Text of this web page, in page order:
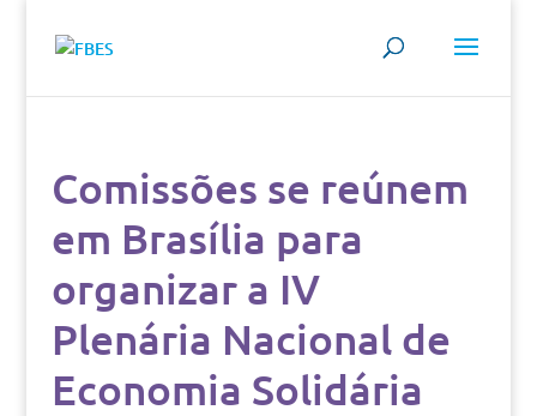
Comissões se reúnem
em Brasília para
organizar a IV
Plenária Nacional de
Economia Solidária